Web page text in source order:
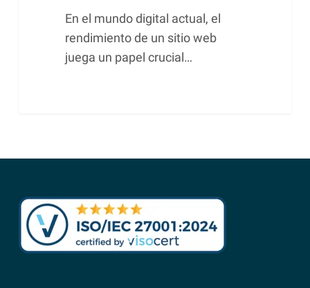
En el mundo digital actual, el
rendimiento de un sitio web
juega un papel crucial…